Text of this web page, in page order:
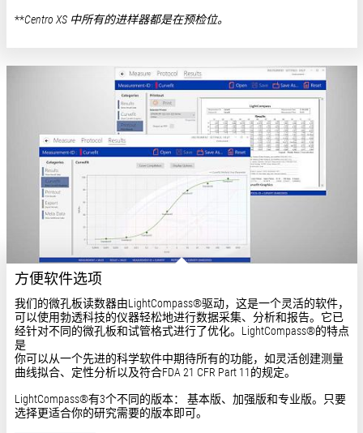
**Centro XS 中所有的进样器都是在预检位。
方便软件选项
我们的微孔板读数器由LightCompass®驱动，这是一个灵活的软件，
可以使用勃透科技的仪器轻松地进行数据采集、分析和报告。它已
经针对不同的微孔板和试管格式进行了优化。LightCompass®的特点
是
你可以从一个先进的科学软件中期待所有的功能，如灵活创建测量
曲线拟合、定性分析以及符合FDA 21 CFR Part 11的规定。
LightCompass®有3个不同的版本： 基本版、加强版和专业版。只要
选择更适合你的研究需要的版本即可。